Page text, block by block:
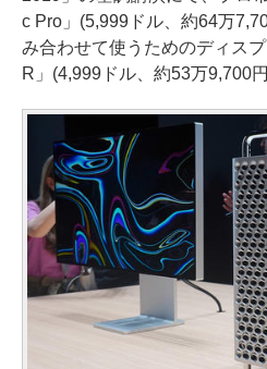
c Pro」(5,999ドル、約64万
み合わせて使うためのディス
R」(4,999ドル、約53万9,700